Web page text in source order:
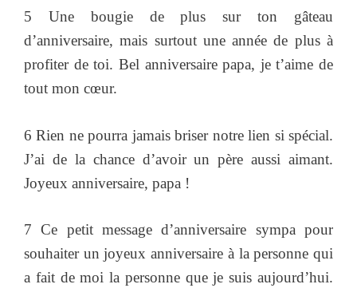
5 Une bougie de plus sur ton gâteau
d’anniversaire, mais surtout une année de plus à
profiter de toi. Bel anniversaire papa, je t’aime de
tout mon cœur.
6 Rien ne pourra jamais briser notre lien si spécial.
J’ai de la chance d’avoir un père aussi aimant.
Joyeux anniversaire, papa !
7 Ce petit message d’anniversaire sympa pour
souhaiter un joyeux anniversaire à la personne qui
a fait de moi la personne que je suis aujourd’hui.